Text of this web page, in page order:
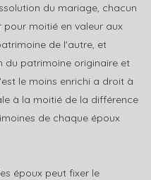
du mariage, chacun
moitié en valeur aux
de l'autre, et
du patrimoine originaire et
le moins enrichi a droit à
à la moitié de la différence
de chaque époux
époux peut fixer le